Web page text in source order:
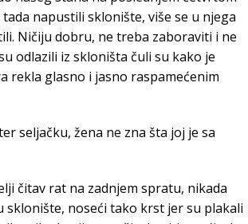
napustili sklonište, više se u njega
Ničiju dobru, ne treba zaboraviti i ne
odlazili iz skloništa čuli su kako je
rekla glasno i jasno raspamećenim
seljačku, žena ne zna šta joj je sa
čitav rat na zadnjem spratu, nikada
sklonište, noseći tako krst jer su plakali